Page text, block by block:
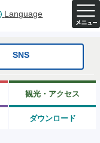
Language
SNS
観光・アクセス
ダウンロード